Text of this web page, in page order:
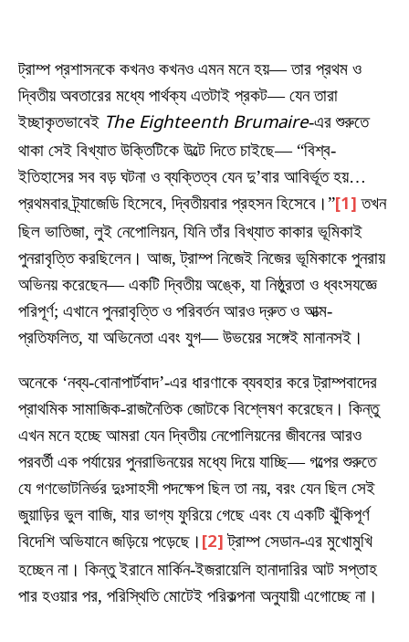
ট্রাম্প প্রশাসনকে কখনও কখনও এমন মনে হয়— তার প্রথম ও
দ্বিতীয় অবতারের মধ্যে পার্থক্য এতটাই প্রকট— যেন তারা
ইচ্ছাকৃতভাবেই The Eighteenth Brumaire-এর শুরুতে
থাকা সেই বিখ্যাত উক্তিটিকে উল্টে দিতে চাইছে— “বিশ্ব-
ইতিহাসের সব বড় ঘটনা ও ব্যক্তিত্ব যেন দু’বার আবির্ভূত হয়…
প্রথমবার ট্র্যাজেডি হিসেবে, দ্বিতীয়বার প্রহসন হিসেবে।”[1] তখন
ছিল ভাতিজা, লুই নেপোলিয়ন, যিনি তাঁর বিখ্যাত কাকার ভূমিকাই
পুনরাবৃত্তি করছিলেন। আজ, ট্রাম্প নিজেই নিজের ভূমিকাকে পুনরায়
অভিনয় করেছেন— একটি দ্বিতীয় অঙ্কে, যা নিষ্ঠুরতা ও ধ্বংসযজ্ঞে
পরিপূর্ণ; এখানে পুনরাবৃত্তি ও পরিবর্তন আরও দ্রুত ও আত্ম-
প্রতিফলিত, যা অভিনেতা এবং যুগ— উভয়ের সঙ্গেই মানানসই।
অনেকে ‘নব্য-বোনাপার্টবাদ’-এর ধারণাকে ব্যবহার করে ট্রাম্পবাদের
প্রাথমিক সামাজিক-রাজনৈতিক জোটকে বিশ্লেষণ করেছেন। কিন্তু
এখন মনে হচ্ছে আমরা যেন দ্বিতীয় নেপোলিয়নের জীবনের আরও
পরবর্তী এক পর্যায়ের পুনরাভিনয়ের মধ্যে দিয়ে যাচ্ছি— গল্পের শুরুতে
যে গণভোটনির্ভর দুঃসাহসী পদক্ষেপ ছিল তা নয়, বরং যেন ছিল সেই
জুয়াড়ির ভুল বাজি, যার ভাগ্য ফুরিয়ে গেছে এবং যে একটি ঝুঁকিপূর্ণ
বিদেশি অভিযানে জড়িয়ে পড়েছে। [2] ট্রাম্প সেডান-এর মুখোমুখি
হচ্ছেন না। কিন্তু ইরানে মার্কিন-ইজরায়েলি হানাদারির আট সপ্তাহ
পার হওয়ার পর, পরিস্থিতি মোটেই পরিকল্পনা অনুযায়ী এগোচ্ছে না।